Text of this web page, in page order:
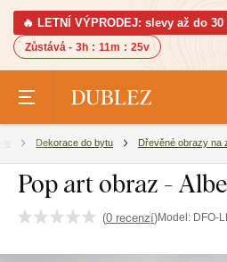
🔥 LETNÍ VÝPRODEJ: slevy až do 30
Zůstává - 3h : 11m : 24v
Dekorace do bytu Dřevěné obrazy na
Pop art obraz -
(0 recenzí)Model: DFO-